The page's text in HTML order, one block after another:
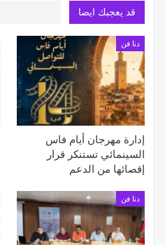
قد يعجبك ايضا
دنا فن
إدارة مهرجان أيام فاس
السينمائي تستنكر قرار
إقصائها من الدعم
دنا فن